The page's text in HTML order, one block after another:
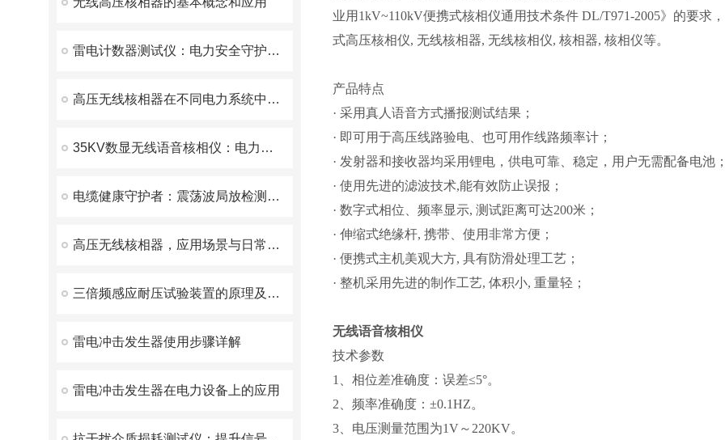
雷电计数器测试仪：电力安全守护者的深度解析
高压无线核相器在不同电力系统中的适用性如何？
35KV数显无线语音核相仪：电力行业的相位校验利器
电缆健康守护者：震荡波局放检测装置揭秘
高压无线核相器，应用场景与日常维护方案解析
三倍频感应耐压试验装置的原理及日常维护策略
雷电冲击发生器使用步骤详解
雷电冲击发生器在电力设备上的应用
业用1kV~110kV便携式核相仪通用技术条件 DL/T971-2005》的要求
式高压核相仪, 无线核相器, 无线核相仪, 核相器, 核相仪等。
产品特点
· 采用真人语音方式播报测试结果；
· 即可用于高压线路验电、也可用作线路频率计；
· 发射器和接收器均采用锂电，供电可靠、稳定，用户无需配备电池；
· 使用先进的滤波技术,能有效防止误报；
· 数字式相位、频率显示, 测试距离可达200米；
· 伸缩式绝缘杆, 携带、使用非常方便；
· 便携式主机美观大方, 具有防滑处理工艺；
· 整机采用先进的制作工艺, 体积小, 重量轻；
无线语音核相仪
技术参数
1、相位差准确度：误差≤5°。
2、频率准确度：±0.1HZ。
3、电压测量范围为1V～220KV。